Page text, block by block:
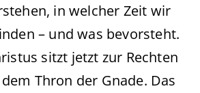
in welcher Zeit wir
– und was bevorsteht.
sitzt jetzt zur Rechten
Thron der Gnade. Das